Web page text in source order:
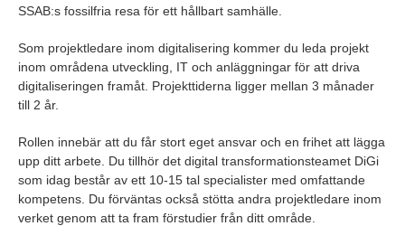
SSAB:s fossilfria resa för ett hållbart samhälle.
Som projektledare inom digitalisering kommer du leda projekt
inom områdena utveckling, IT och anläggningar för att driva
digitaliseringen framåt. Projekttiderna ligger mellan 3 månader
till 2 år.
Rollen innebär att du får stort eget ansvar och en frihet att lägga
upp ditt arbete. Du tillhör det digital transformationsteamet DiGi
som idag består av ett 10-15 tal specialister med omfattande
kompetens. Du förväntas också stötta andra projektledare inom
verket genom att ta fram förstudier från ditt område.